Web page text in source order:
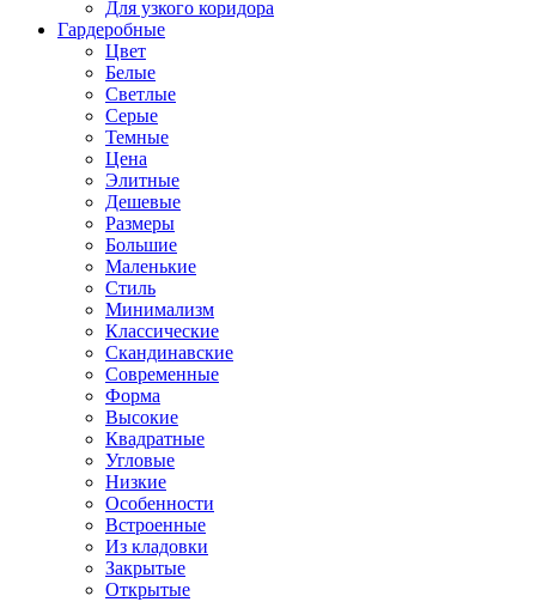
Для узкого коридора
Гардеробные
Цвет
Белые
Светлые
Серые
Темные
Цена
Элитные
Дешевые
Размеры
Большие
Маленькие
Стиль
Минимализм
Классические
Скандинавские
Современные
Форма
Высокие
Квадратные
Угловые
Низкие
Особенности
Встроенные
Из кладовки
Закрытые
Открытые